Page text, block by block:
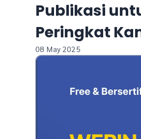
Publikasi
Peringkat
08 May 2025